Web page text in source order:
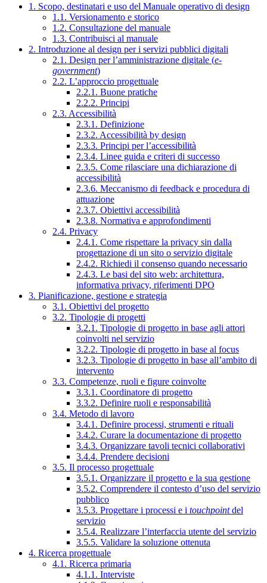
1. Scopo, destinatari e uso del Manuale operativo di design
1.1. Versionamento e storico
1.2. Consultazione del manuale
1.3. Contribuisci al manuale
2. Introduzione al design per i servizi pubblici digitali
2.1. Design per l’amministrazione digitale (e-
government)
2.2. L’approccio progettuale
2.2.1. Buone pratiche
2.2.2. Principi
2.3. Accessibilità
2.3.1. Definizione
2.3.2. Accessibilità by design
2.3.3. Principi per l’accessibilità
2.3.4. Linee guida e criteri di successo
2.3.5. Come rilasciare una dichiarazione di
accessibilità
2.3.6. Meccanismo di feedback e procedura di
attuazione
2.3.7. Obiettivi accessibilità
2.3.8. Normativa e approfondimenti
2.4. Privacy
2.4.1. Come rispettare la privacy sin dalla
progettazione di un sito o servizio digitale
2.4.2. Richiedi il consenso quando necessario
2.4.3. Le basi del sito web: architettura,
informativa privacy, riferimenti DPO
3. Pianificazione, gestione e strategia
3.1. Obiettivi del progetto
3.2. Tipologie di progetti
3.2.1. Tipologie di progetto in base agli attori
coinvolti nel servizio
3.2.2. Tipologie di progetto in base al focus
3.2.3. Tipologie di progetto in base all’ambito di
intervento
3.3. Competenze, ruoli e figure coinvolte
3.3.1. Coordinatore di progetto
3.3.2. Definire ruoli e responsabilità
3.4. Metodo di lavoro
3.4.1. Definire processi, strumenti e rituali
3.4.2. Curare la documentazione di progetto
3.4.3. Organizzare tavoli tecnici collaborativi
3.4.4. Prendere decisioni
3.5. Il processo progettuale
3.5.1. Organizzare il progetto e la sua gestione
3.5.2. Comprendere il contesto d’uso del servizio
pubblico
3.5.3. Progettare i processi e i touchpointdel
servizio
3.5.4. Realizzare l’interfaccia utente del servizio
3.5.5. Validare la soluzione ottenuta
4. Ricerca progettuale
4.1. Ricerca primaria
4.1.1. Interviste